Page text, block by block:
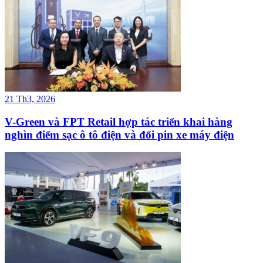
21 Th3, 2026
V-Green và FPT Retail hợp tác triển khai hàng
nghìn điểm sạc ô tô điện và đổi pin xe máy điện